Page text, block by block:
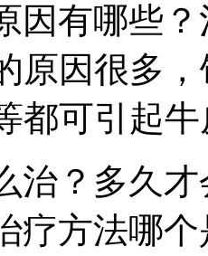
因有哪些
原因很多
都可引起
治？多久
疗方法哪